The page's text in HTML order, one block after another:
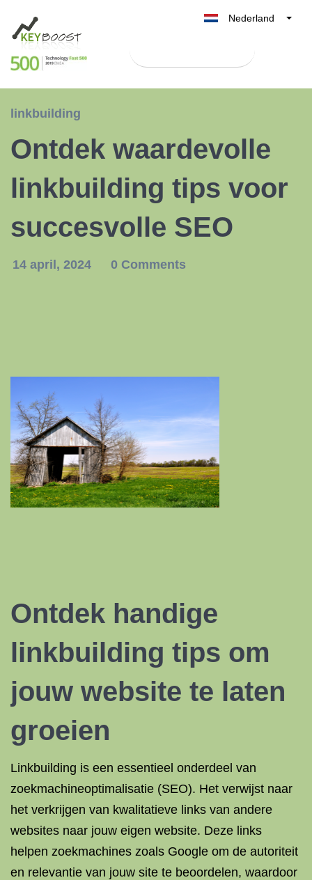
Nederland
België
España
linkbuilding
Ontdek waardevolle
linkbuilding tips voor
succesvolle SEO
14 april, 2024 0 Comments
Ontdek handige
linkbuilding tips om
jouw website te laten
groeien
Linkbuilding is een essentieel onderdeel van
zoekmachineoptimalisatie (SEO). Het verwijst naar
het verkrijgen van kwalitatieve links van andere
websites naar jouw eigen website. Deze links
helpen zoekmachines zoals Google om de autoriteit
en relevantie van jouw site te beoordelen, waardoor